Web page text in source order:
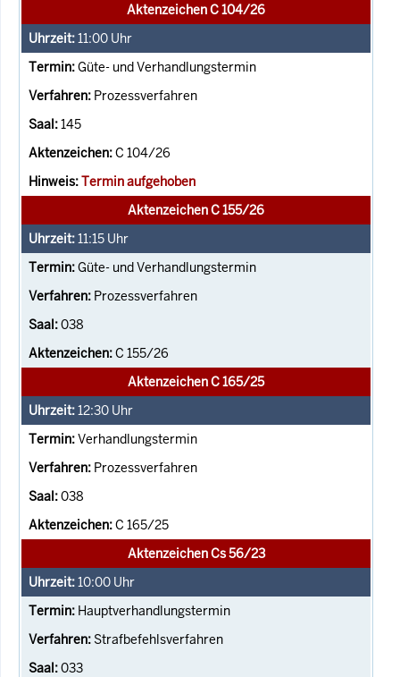
Aktenzeichen C 104/26
11:00 Uhr
Güte- und Verhandlungstermin
Prozessverfahren
145
C 104/26
Termin aufgehoben
Aktenzeichen C 155/26
11:15 Uhr
Güte- und Verhandlungstermin
Prozessverfahren
038
C 155/26
Aktenzeichen C 165/25
12:30 Uhr
Verhandlungstermin
Prozessverfahren
038
C 165/25
Aktenzeichen Cs 56/23
10:00 Uhr
Hauptverhandlungstermin
Strafbefehlsverfahren
033